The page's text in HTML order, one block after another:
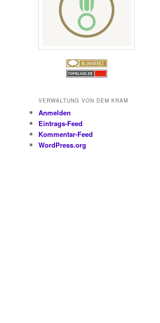
VERWALTUNG VON DEM KRAM
Anmelden
Eintrags-Feed
Kommentar-Feed
WordPress.org